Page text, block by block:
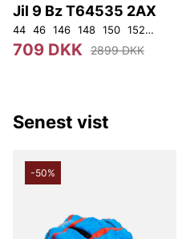
Jil 9 Bz T64535 2AX
44 46 146 148 150 152 92
709 DKK 2899 DKK
Senest vist
-50%